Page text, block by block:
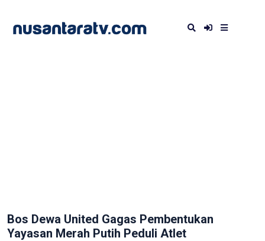
Bos Dewa United Gagas Pembentukan
Yayasan Merah Putih Peduli Atlet